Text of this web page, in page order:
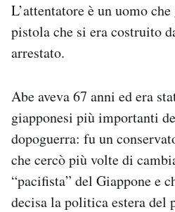
Area Personale
Newsletter
Esci
L’attentatore è un uomo
pistola che si era costruito
arrestato.
Abe aveva 67 anni ed era
giapponesi più importanti
dopoguerra: fu un
che cercò più volte di
“pacifista” del Giappone e
decisa la politica estera del